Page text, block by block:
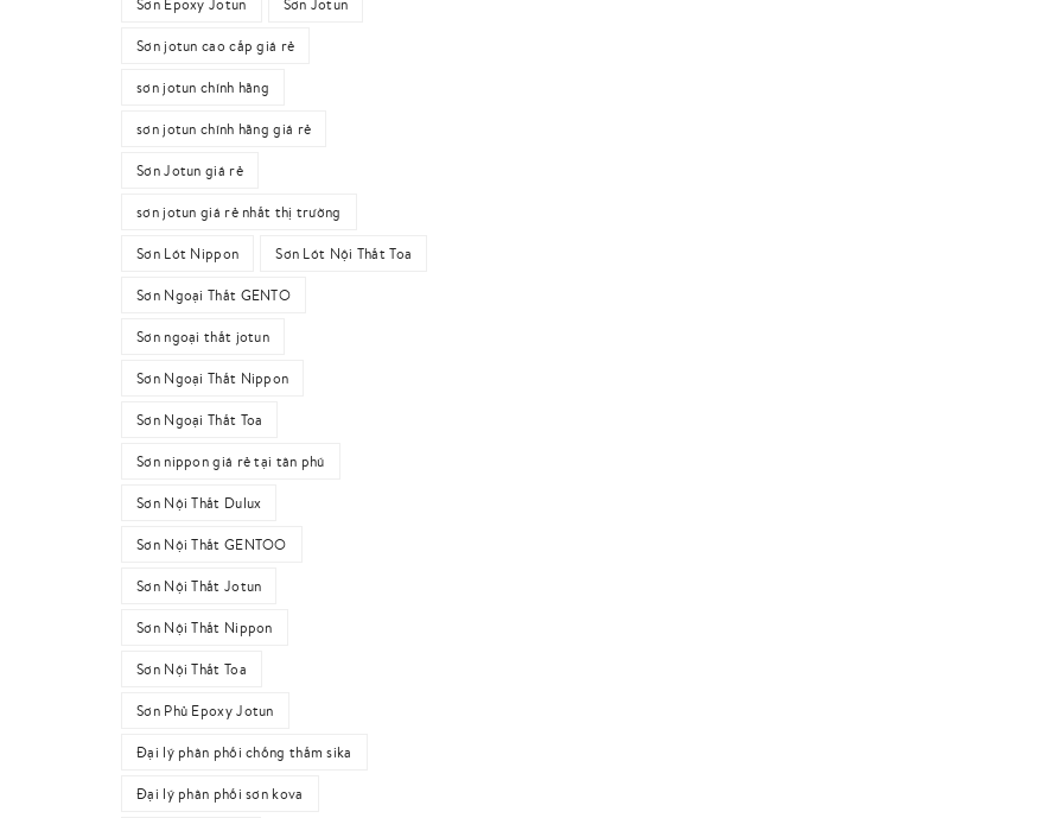
Sơn Epoxy Jotun Sơn Jotun
Sơn jotun cao cấp giá rẻ
sơn jotun chính hãng
sơn jotun chính hãng giá rẻ
Sơn Jotun giá rẻ
sơn jotun giá rẻ nhất thị trường
Sơn Lót Nippon Sơn Lót Nội Thất Toa
Sơn Ngoại Thất GENTO
Sơn ngoại thất jotun
Sơn Ngoại Thất Nippon
Sơn Ngoại Thất Toa
Sơn nippon giá rẻ tại tân phú
Sơn Nội Thất Dulux
Sơn Nội Thất GENTOO
Sơn Nội Thất Jotun
Sơn Nội Thất Nippon
Sơn Nội Thất Toa
Sơn Phủ Epoxy Jotun
Đại lý phân phối chống thấm sika
Đại lý phân phối sơn kova